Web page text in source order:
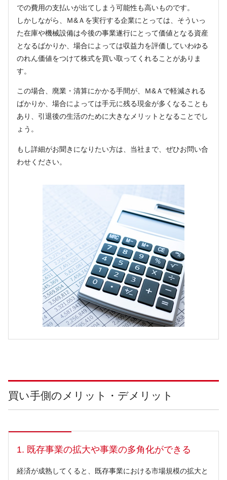
での費用の支払いが出てしまう可能性も高いものです。
しかしながら、Ｍ&Ａを実行する企業にとっては、そういっ
た在庫や機械設備は今後の事業遂行にとって価値となる資産
となるばかりか、場合によっては収益力を評価していわゆる
のれん価値をつけて株式を買い取ってくれることがありま
す。
この場合、廃業・清算にかかる手間が、Ｍ&Ａで軽減される
ばかりか、場合によっては手元に残る現金が多くなることも
あり、引退後の生活のために大きなメリットとなることでし
ょう。
もし詳細がお聞きになりたい方は、当社まで、ぜひお問い合
わせください。
買い手側のメリット・デメリット
1. 既存事業の拡大や事業の多角化ができる
経済が成熟してくると、既存事業における市場規模の拡大と